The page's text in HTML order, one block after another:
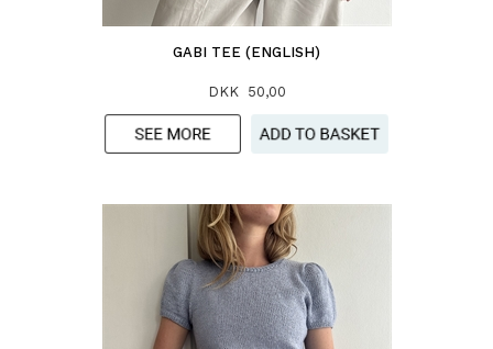
GABI TEE (ENGLISH)
DKK 50,00